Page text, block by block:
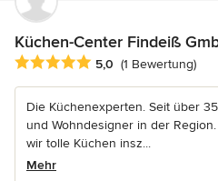
Küchen-Center Findeiß
Durchschnittliche Bewertung: 5
5,0 (1 Bewertung)
Die Küchenexperten. Seit über
und Wohndesigner in der
wir tolle Küchen insz...
Mehr